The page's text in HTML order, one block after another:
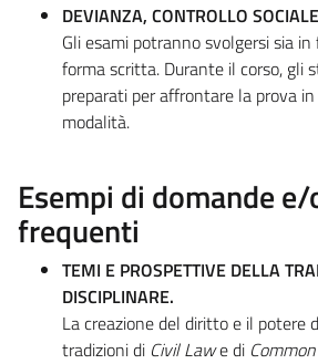
DEVIANZA, CONTROLLO
Gli esami potranno svolgersi sia
forma scritta. Durante il corso, gli
preparati per affrontare la prova
modalità.
Esempi di domande
frequenti
TEMI E PROSPETTIVE DELLA
DISCIPLINARE.
La creazione del diritto e il potere
tradizioni di Civil Lawe di